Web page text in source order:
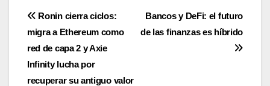
Navegación
de
entradas
Bancos y DeFi: el futuro
de las finanzas es híbrido
Ronin cierra ciclos:
migra a Ethereum como
red de capa 2 y Axie
Infinity lucha por
recuperar su antiguo valor